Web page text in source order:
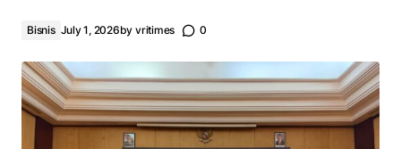
Bisnis July 1, 2026by vritimes 0